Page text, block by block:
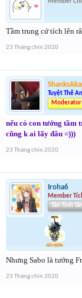
Member
Tầm trung cứ tích lên
23 Tháng chín 2020
Tuyệt Thế
Moderator
nếu có con tướng tầm
cũng k ai lấy đâu =)))
23 Tháng chín 2020
Iroha6
Member
Tân Tinh
Nhưng Sabo là tướng
23 Tháng chín 2020